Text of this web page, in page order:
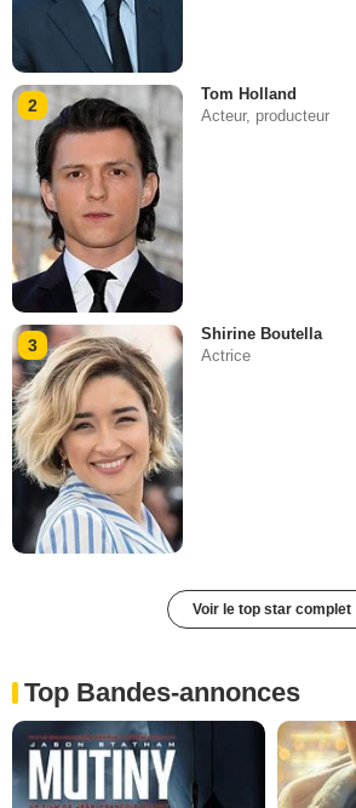
2
Tom Holland
Acteur, producteur
3
Shirine Boutella
Actrice
Voir le top star complet
Top Bandes-annonces